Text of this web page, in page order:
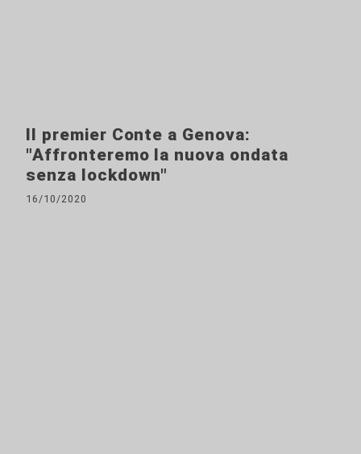
Il premier Conte a Genova:
"Affronteremo la nuova ondata
senza lockdown"
16/10/2020